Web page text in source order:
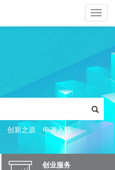
切
航
创新之源 申请入驻
创业服务